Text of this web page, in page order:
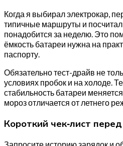
Когда я выбирал электрокар,
типичные маршруты и
понадобится за неделю. Это
ёмкость батареи нужна на
паспорту.
Обязательно тест-драйв не
условиях пробок и на холоде.
стабильность батареи
мороз отличается от летнего
Короткий чек‑лист